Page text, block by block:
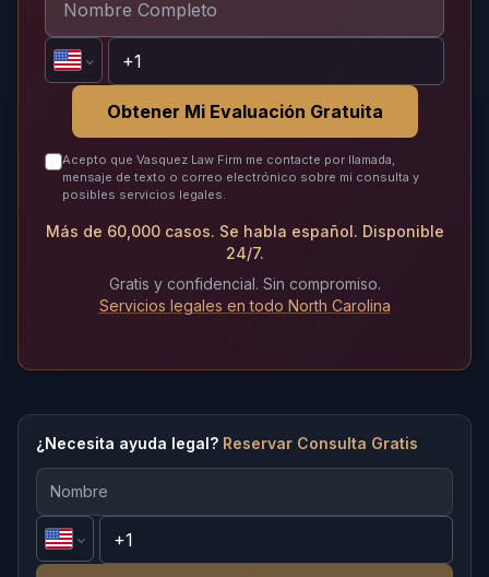
Obtener Mi Evaluación Gratuita
Acepto que Vasquez Law Firm me contacte por llamada,
mensaje de texto o correo electrónico sobre mi consulta y
posibles servicios legales.
Más de 60,000 casos. Se habla español. Disponible
24/7.
Gratis y confidencial. Sin compromiso.
Servicios legales en todo North Carolina
¿Necesita ayuda legal? Reservar Consulta Gratis